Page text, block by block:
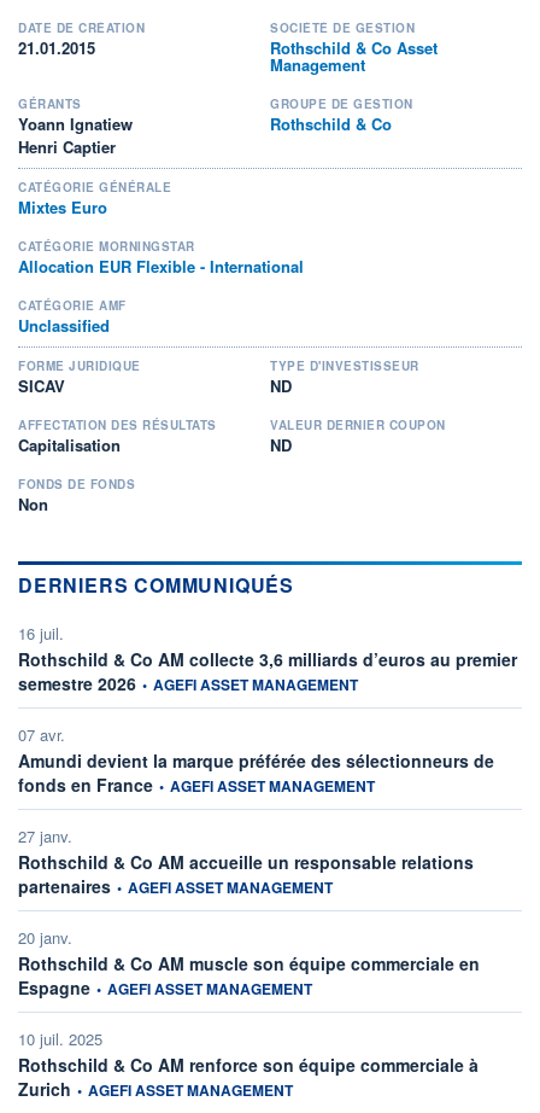
DATE DE CRÉATION
21.01.2015
SOCIÉTÉ DE GESTION
Rothschild & Co Asset
Management
GÉRANTS
Yoann Ignatiew
Henri Captier
GROUPE DE GESTION
Rothschild & Co
CATÉGORIE GÉNÉRALE
Mixtes Euro
CATÉGORIE MORNINGSTAR
Allocation EUR Flexible - International
CATÉGORIE AMF
Unclassified
FORME JURIDIQUE
SICAV
TYPE D'INVESTISSEUR
ND
AFFECTATION DES RÉSULTATS
Capitalisation
VALEUR DERNIER COUPON
ND
FONDS DE FONDS
Non
DERNIERS COMMUNIQUÉS
16 juil.
Rothschild & Co AM collecte 3,6 milliards d’euros au premier
semestre 2026 information fournie par
• AGEFI ASSET MANAGEMENT
07 avr.
Amundi devient la marque préférée des sélectionneurs de
fonds en France information fournie par
• AGEFI ASSET MANAGEMENT
27 janv.
Rothschild & Co AM accueille un responsable relations
partenaires information fournie par
• AGEFI ASSET MANAGEMENT
20 janv.
Rothschild & Co AM muscle son équipe commerciale en
Espagne information fournie par
• AGEFI ASSET MANAGEMENT
10 juil. 2025
Rothschild & Co AM renforce son équipe commerciale à
Zurich information fournie par
• AGEFI ASSET MANAGEMENT